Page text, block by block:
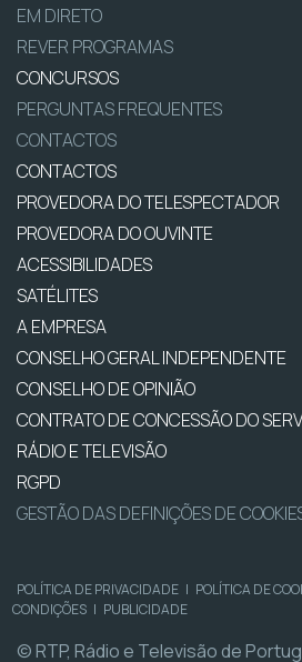
EM DIRETO
REVER PROGRAMAS
CONCURSOS
PERGUNTAS FREQUENTES
CONTACTOS
CONTACTOS
PROVEDORA DO TELESPECTADOR
PROVEDORA DO OUVINTE
ACESSIBILIDADES
SATÉLITES
A EMPRESA
CONSELHO GERAL INDEPENDENTE
CONSELHO DE OPINIÃO
CONTRATO DE CONCESSÃO DO
RÁDIO E TELEVISÃO
RGPD
GESTÃO DAS DEFINIÇÕES DE
POLÍTICA DE PRIVACIDADE | POLÍTICA DE
CONDIÇÕES | PUBLICIDADE
© RTP, Rádio e Televisão de